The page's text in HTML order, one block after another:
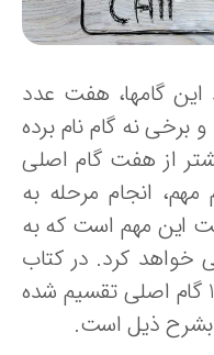
گامها، هفت عدد
نه گام نام برده
از هفت گام اصلی
انجام مرحله به
مهم است که به
کرد. در کتاب
این گامها به 10 گام اصلی تقسیم شده
ذیل است.